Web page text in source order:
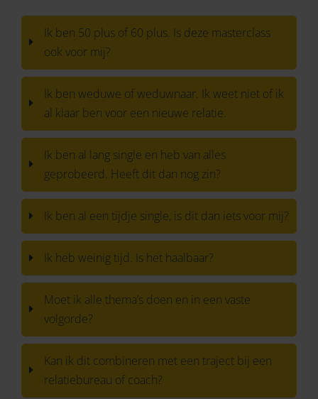
Ik ben 50 plus of 60 plus. Is deze masterclass
ook voor mij?
Ik ben weduwe of weduwnaar. Ik weet niet of ik
al klaar ben voor een nieuwe relatie.
Ik ben al lang single en heb van alles
geprobeerd. Heeft dit dan nog zin?
Ik ben al een tijdje single, is dit dan iets voor mij?
Ik heb weinig tijd. Is het haalbaar?
Moet ik alle thema’s doen en in een vaste
volgorde?
Kan ik dit combineren met een traject bij een
relatiebureau of coach?